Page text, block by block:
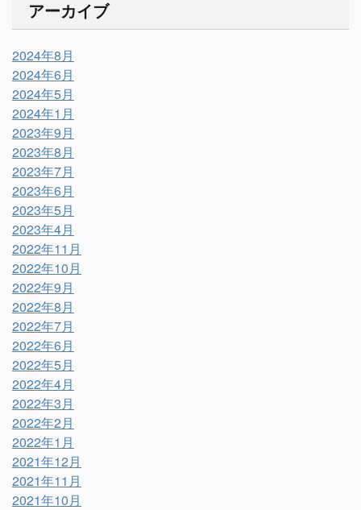
アーカイブ
2024年8月
2024年6月
2024年5月
2024年1月
2023年9月
2023年8月
2023年7月
2023年6月
2023年5月
2023年4月
2022年11月
2022年10月
2022年9月
2022年8月
2022年7月
2022年6月
2022年5月
2022年4月
2022年3月
2022年2月
2022年1月
2021年12月
2021年11月
2021年10月